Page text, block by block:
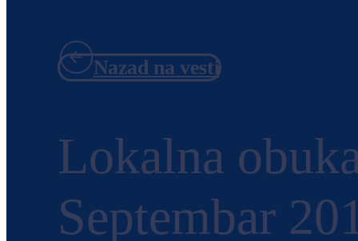
Nazad na vesti
Lokalna
Septembar